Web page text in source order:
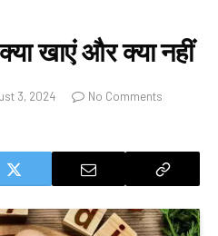
खाएं और क्या नहीं
3, 2024
No Comments